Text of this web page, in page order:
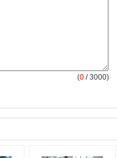
(0 / 3000)